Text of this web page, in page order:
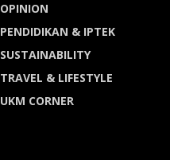
OPINION
PENDIDIKAN & IPTEK
SUSTAINABILITY
TRAVEL & LIFESTYLE
UKM CORNER